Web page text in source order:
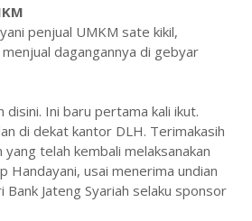
penjual UMKM sate kikil,
dagangannya di gebyar
disini. Ini baru pertama kali ikut.
di dekat kantor DLH. Terimakasih
telah kembali melaksanakan
Handayani, usai menerima undian
Jateng Syariah selaku sponsor